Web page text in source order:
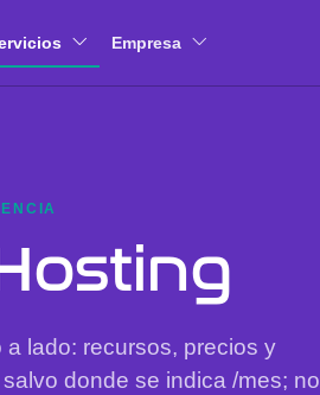
Empresa
lado: recursos, precios y
donde se indica /mes; no